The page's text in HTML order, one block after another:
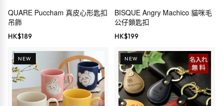
QUARE Puccham 真皮心形匙扣
吊飾
HK$189
BISQUE Angry Machico 貓咪毛
公仔鎖匙扣
HK$199
NEW NEW